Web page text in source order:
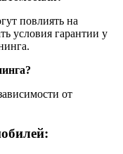
повлиять на
условия гарантии у
от